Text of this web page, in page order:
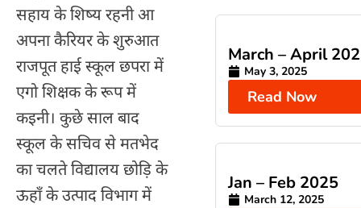
सहाय के शिष्य रहनी आ
अपना कैरियर के शुरुआत
राजपूत हाई स्कूल छपरा में
एगो शिक्षक के रूप में
कइनी। कुछे साल बाद
स्कूल के सचिव से मतभेद
का चलते विद्यालय छोड़ि के
ऊहाँ के उत्पाद विभाग में
March – April
May 3, 2025
Read Now
Jan – Feb 2025
March 12, 2025